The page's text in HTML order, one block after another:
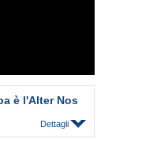
è l'Alter Nos
Dettagli